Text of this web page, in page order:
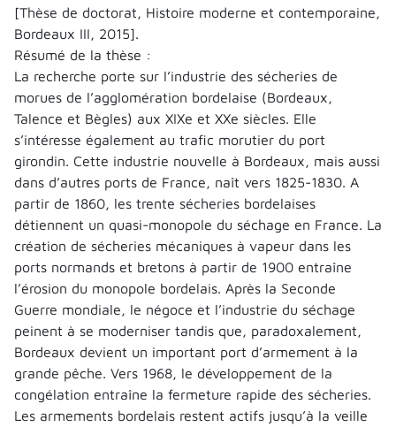
[Thèse de doctorat, Histoire moderne et contemporaine,
Bordeaux III, 2015].
Résumé de la thèse :
La recherche porte sur l’industrie des sécheries de
morues de l’agglomération bordelaise (Bordeaux,
Talence et Bègles) aux XIXe et XXe siècles. Elle
s’intéresse également au trafic morutier du port
girondin. Cette industrie nouvelle à Bordeaux, mais aussi
dans d’autres ports de France, naît vers 1825-1830. A
partir de 1860, les trente sécheries bordelaises
détiennent un quasi-monopole du séchage en France. La
création de sécheries mécaniques à vapeur dans les
ports normands et bretons à partir de 1900 entraîne
l’érosion du monopole bordelais. Après la Seconde
Guerre mondiale, le négoce et l’industrie du séchage
peinent à se moderniser tandis que, paradoxalement,
Bordeaux devient un important port d’armement à la
grande pêche. Vers 1968, le développement de la
congélation entraîne la fermeture rapide des sécheries.
Les armements bordelais restent actifs jusqu’à la veille